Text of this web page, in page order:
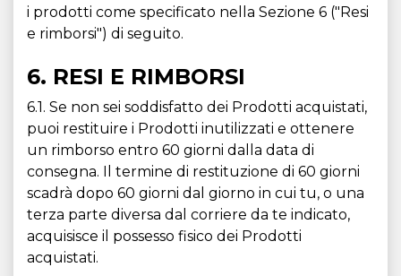
i prodotti come specificato nella Sezione 6 ("Resi
e rimborsi") di seguito.
6. RESI E RIMBORSI
6.1. Se non sei soddisfatto dei Prodotti acquistati,
puoi restituire i Prodotti inutilizzati e ottenere
un rimborso entro 60 giorni dalla data di
consegna. Il termine di restituzione di 60 giorni
scadrà dopo 60 giorni dal giorno in cui tu, o una
terza parte diversa dal corriere da te indicato,
acquisisce il possesso fisico dei Prodotti
acquistati.